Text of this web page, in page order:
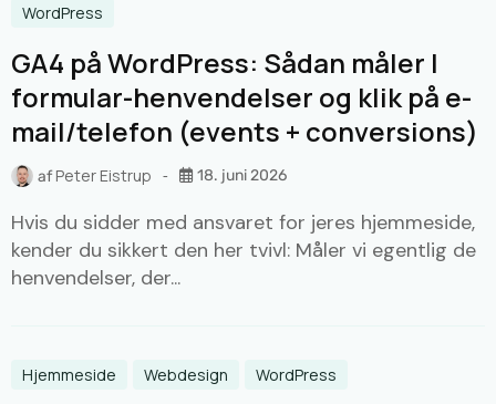
WordPress
GA4 på WordPress: Sådan måler I
formular-henvendelser og klik på e-
mail/telefon (events + conversions)
afPeter Eistrup 18. juni 2026
Hvis du sidder med ansvaret for jeres hjemmeside,
kender du sikkert den her tvivl: Måler vi egentlig de
henvendelser, der...
Hjemmeside Webdesign WordPress